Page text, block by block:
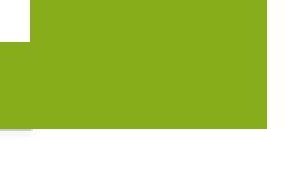
2026-08-19